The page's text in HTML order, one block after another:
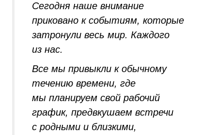
Сегодня наше внимание
приковано к событиям, которые
затронули весь мир. Каждого
из нас.
Все мы привыкли к обычному
течению времени, где
мы планируем свой рабочий
график, предвкушаем встречи
с родными и близкими,